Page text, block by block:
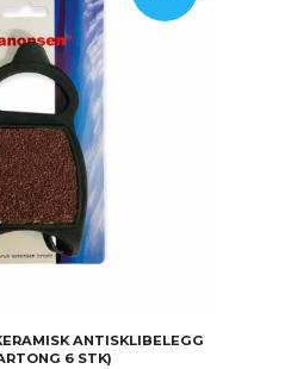
ANTISKLIBELEGG
6 STK)